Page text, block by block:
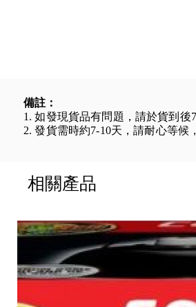
備註：
1. 如發現貨品有問題，請於貨到
2. 發貨需時約7-10天，請耐心等候
相關產品